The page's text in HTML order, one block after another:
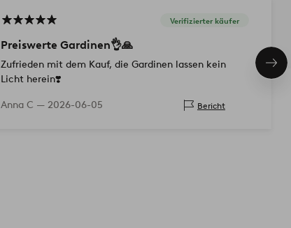
Verifizierter käufer
Preiswerte Gardinen👌🙏
Zufrieden mit dem Kauf, die Gardinen lassen kein
Licht herein❣️
Anna C — 2026-06-05 Bericht